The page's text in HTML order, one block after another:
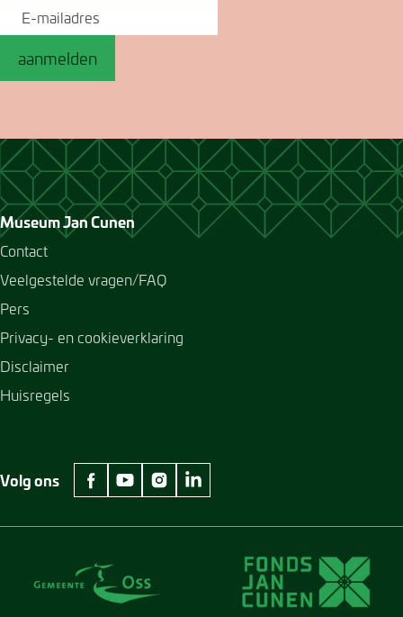
aanmelden
Museum Jan Cunen
Contact
Veelgestelde vragen/FAQ
Pers
Privacy- en cookieverklaring
Disclaimer
Huisregels
Volg ons
facebook Museum Jan Cunen
youtube Museum Jan Cunen
instagram Museum Jan Cunen
linkedin Museum Jan Cunen